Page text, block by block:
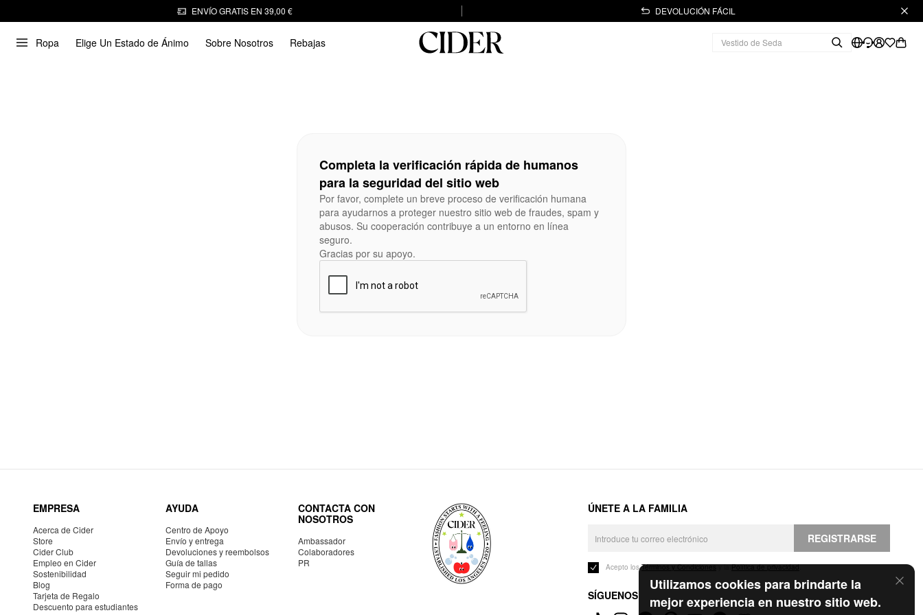
ENVÍO GRATIS EN 39,00 € DEVOLUCIÓN FÁCIL
Ropa Elige Un Estado de Ánimo Sobre Nosotros Rebajas
Utilizamos cookies para brindarte la
mejor experiencia en nuestro sitio web.
Completa la verificación rápida de humanos
para la seguridad del sitio web
Por favor, complete un breve proceso de verificación humana
para ayudarnos a proteger nuestro sitio web de fraudes, spam y
abusos. Su cooperación contribuye a un entorno en línea
seguro.
Gracias por su apoyo.
EMPRESA
Acerca de Cider
Store
Cider Club
Empleo en Cider
Sostenibilidad
Blog
Tarjeta de Regalo
Descuento para estudiantes
AYUDA
Centro de Apoyo
Envío y entrega
Devoluciones y reembolsos
Guía de tallas
Seguir mi pedido
Forma de pago
CONTACTA CON
NOSOTROS
Ambassador
Colaboradores
PR
ÚNETE A LA FAMILIA
REGISTRARSE
Acepto losTérminos y Condicionesy laPolítica de privacidad.
SÍGUENOS